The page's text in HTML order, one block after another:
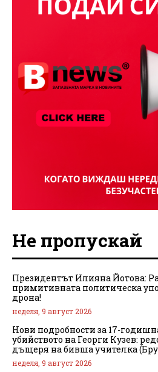
Не пропускай
Президентът Илияна Йотова:
примитивната политическа
дрона!
неделя, 9 август 2026
Нови подробности за 17-
убийството на Георги Кузев:
дъщеря на бивша учителка
неделя, 9 август 2026